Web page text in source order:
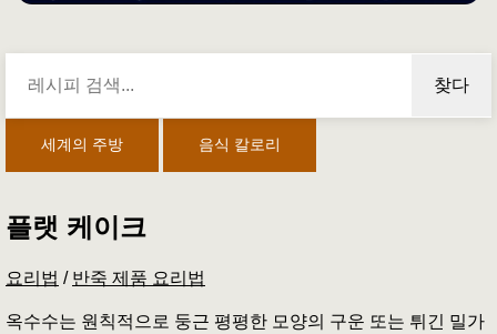
찾다
세계의 주방 음식 칼로리
플랫 케이크
요리법 / 반죽 제품 요리법
옥수수는 원칙적으로 둥근 평평한 모양의 구운 또는 튀긴 밀가